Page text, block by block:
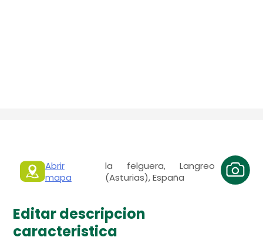
Abrir
mapa
la felguera, Langreo
(Asturias), España
Editar descripcion
caracteristica